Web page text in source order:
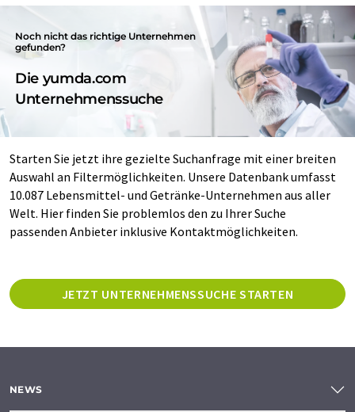
Noch nicht das richtige Unternehmen
gefunden?
Die yumda.com
Unternehmenssuche
Starten Sie jetzt ihre gezielte Suchanfrage mit einer breiten
Auswahl an Filtermöglichkeiten. Unsere Datenbank umfasst
10.087 Lebensmittel- und Getränke-Unternehmen aus aller
Welt. Hier finden Sie problemlos den zu Ihrer Suche
passenden Anbieter inklusive Kontaktmöglichkeiten.
JETZT UNTERNEHMENSSUCHE STARTEN
NEWS